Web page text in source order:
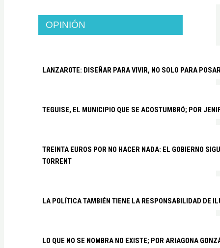
OPINIÓN
LANZAROTE: DISEÑAR PARA VIVIR, NO SOLO PARA
TEGUISE, EL MUNICIPIO QUE SE ACOSTUMBRÓ; POR
TREINTA EUROS POR NO HACER NADA: EL GOBIERNO
TORRENT
LA POLÍTICA TAMBIÉN TIENE LA RESPONSABILIDAD DE
LO QUE NO SE NOMBRA NO EXISTE; POR ARIAGONA